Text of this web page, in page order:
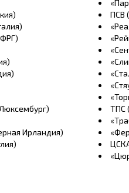
Ирландия)
ПСВ
ТПС